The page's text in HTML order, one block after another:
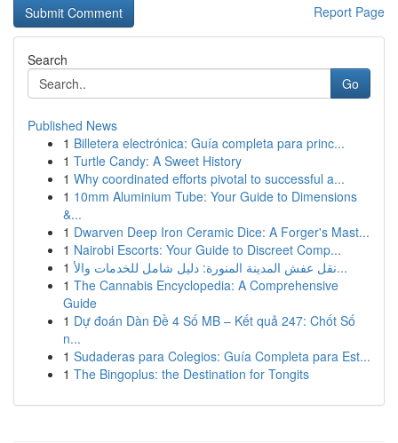
Report Page
Search
Go
Published News
1 Billetera electrónica: Guía completa para princ...
1 Turtle Candy: A Sweet History
1 Why coordinated efforts pivotal to successful a...
1 10mm Aluminium Tube: Your Guide to Dimensions
&...
1 Dwarven Deep Iron Ceramic Dice: A Forger's Mast...
1 Nairobi Escorts: Your Guide to Discreet Comp...
1
نقل عفش المدينة المنورة: دليل شامل للخدمات والأ...
1 The Cannabis Encyclopedia: A Comprehensive
Guide
1 Dự đoán Dàn Đề 4 Số MB – Kết quả 247: Chốt Số
n...
1 Sudaderas para Colegios: Guía Completa para Est...
1 The Bingoplus: the Destination for Tongits